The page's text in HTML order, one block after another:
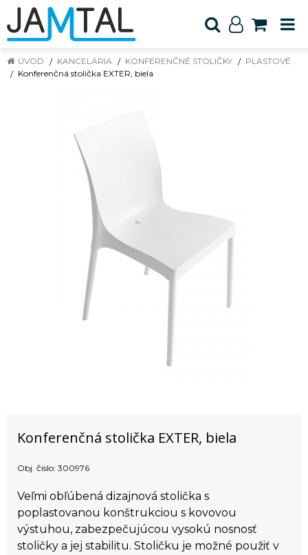
ÚVOD KANCELÁRIA KONFERENČNÉ STOLIČKY
PLASTOVÉ
Konferenčná stolička EXTER, biela
Konferenčná stolička EXTER, biela
Obj. čislo: 300976
Veľmi obľúbená dizajnová stolička s
poplastovanou konštrukciou s kovovou
výstuhou, zabezpečujúcou vysokú nosnosť
stoličky a jej stabilitu. Stoličku je možné použiť v